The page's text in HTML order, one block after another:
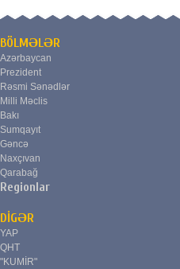
BÖLMƏLƏR
Azərbaycan
Prezident
Rəsmi Sənədlər
Milli Məclis
Bakı
Sumqayıt
Gəncə
Naxçıvan
Qarabağ
Regionlar
DİGƏR
YAP
QHT
"KUMİR"